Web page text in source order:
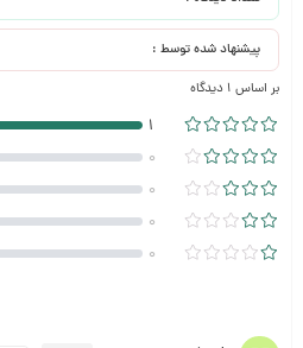
پیشنهاد شده توسط :
بر اساس 1 دیدگاه
1
0
0
0
0